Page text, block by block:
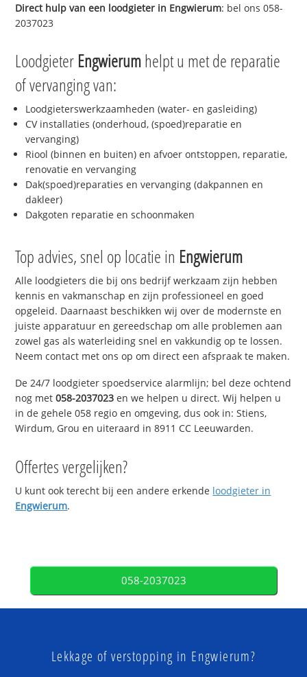
Direct hulp van een loodgieter in Engwierum: bel ons 058-
2037023
Loodgieter Engwierumhelpt u met de reparatie
of vervanging van:
Loodgieterswerkzaamheden (water- en gasleiding)
CV installaties (onderhoud, (spoed)reparatie en
vervanging)
Riool (binnen en buiten) en afvoer ontstoppen, reparatie,
renovatie en vervanging
Dak(spoed)reparaties en vervanging (dakpannen en
dakleer)
Dakgoten reparatie en schoonmaken
Top advies, snel op locatie in Engwierum
Alle loodgieters die bij ons bedrijf werkzaam zijn hebben
kennis en vakmanschap en zijn professioneel en goed
opgeleid. Daarnaast beschikken wij over de modernste en
juiste apparatuur en gereedschap om alle problemen aan
zowel gas als waterleiding snel en vakkundig op te lossen.
Neem contact met ons op om direct een afspraak te maken.
De 24/7 loodgieter spoedservice alarmlijn; bel deze ochtend
nog met058-2037023 en we helpen u direct. Wij helpen u
in de gehele 058 regio en omgeving, dus ook in: Stiens,
Wirdum, Grou en uiteraard in 8911 CC Leeuwarden.
Offertes vergelijken?
U kunt ook terecht bij een andere erkende loodgieter in
Engwierum.
058-2037023
Lekkage of verstopping in Engwierum?